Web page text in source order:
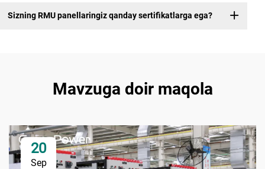
Sizning RMU panellaringiz qanday sertifikatlarga ega?
Mavzuga doir maqola
20
Sep